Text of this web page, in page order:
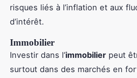
risques liés à l’inflation et aux
d’intérêt.
Immobilier
Investir dans l’immobilier peut
surtout dans des marchés en